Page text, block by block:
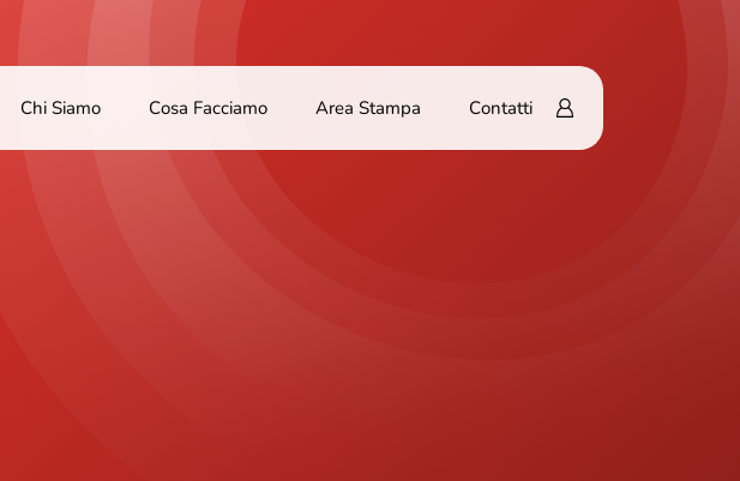
Chi Siamo Cosa Facciamo Area Stampa Contatti